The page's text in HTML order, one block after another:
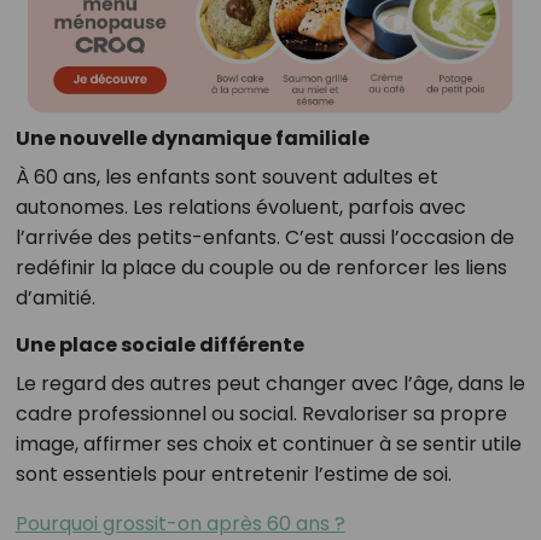
Une nouvelle dynamique familiale
À 60 ans, les enfants sont souvent adultes et
autonomes. Les relations évoluent, parfois avec
l’arrivée des petits-enfants. C’est aussi l’occasion de
redéfinir la place du couple ou de renforcer les liens
d’amitié.
Une place sociale différente
Le regard des autres peut changer avec l’âge, dans le
cadre professionnel ou social. Revaloriser sa propre
image, affirmer ses choix et continuer à se sentir utile
sont essentiels pour entretenir l’estime de soi.
Pourquoi grossit-on après 60 ans ?